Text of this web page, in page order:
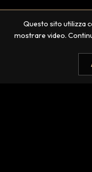
Questo sito utilizza
mostrare video.